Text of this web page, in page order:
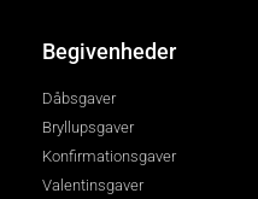
Begivenheder
Dåbsgaver
Bryllupsgaver
Konfirmationsgaver
Valentinsgaver